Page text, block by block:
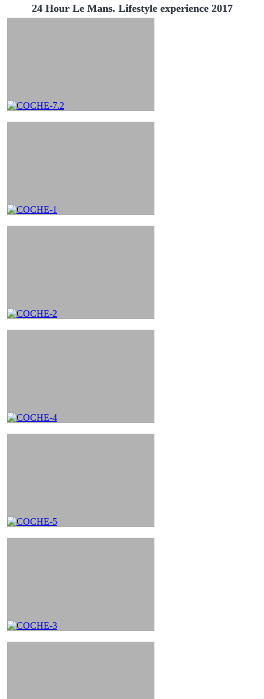
24 Hour Le Mans. Lifestyle experience 2017